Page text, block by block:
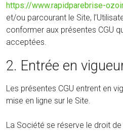
https://www.rapidparebrise-
et/ou parcourant le Site,
conformer aux présentes CGU
acceptées.
2. Entrée en
Les présentes CGU entrent en
mise en ligne sur le Site.
La Société se réserve le droit